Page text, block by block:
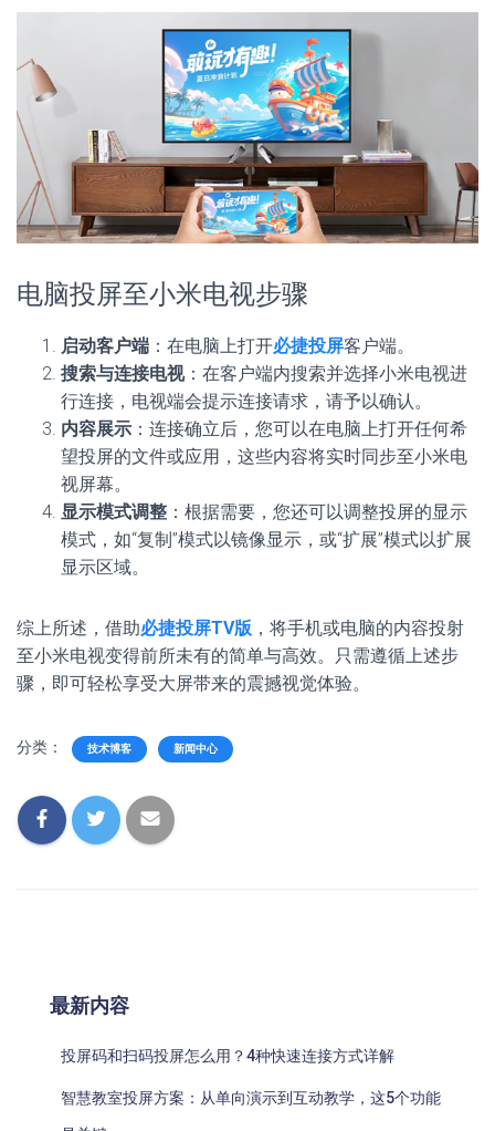
电脑投屏至小米电视步骤
启动客户端 ：在电脑上打开必捷投屏客户端。
搜索与连接电视：在客户端内搜索并选择小米电视进
行连接，电视端会提示连接请求，请予以确认。
内容展示 ：连接确立后，您可以在电脑上打开任何希
望投屏的文件或应用，这些内容将实时同步至小米电
视屏幕。
显示模式调整 ：根据需要，您还可以调整投屏的显示
模式，如“复制”模式以镜像显示，或“扩展”模式以扩展
显示区域。
综上所述，借助必捷投屏TV版 ，将手机或电脑的内容投射
至小米电视变得前所未有的简单与高效。只需遵循上述步
骤，即可轻松享受大屏带来的震撼视觉体验。
分类： 技术博客 新闻中心
最新内容
投屏码和扫码投屏怎么用？4种快速连接方式详解
智慧教室投屏方案：从单向演示到互动教学，这5个功能